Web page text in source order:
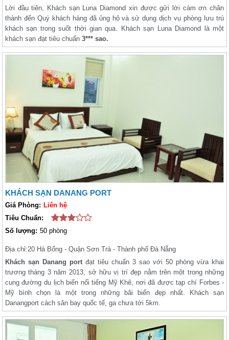
Lời đầu tiên, Khách sạn Luna Diamond xin được gửi lời cám ơn chân
thành đến Quý khách hàng đã ủng hộ và sử dụng dịch vụ phòng lưu trú
khách sạn trong suốt thời gian qua. Khách sạn Luna Diamond là một
khách sạn đạt tiêu chuẩn3*** sao.
KHÁCH SẠN DANANG PORT
Giá Phòng: Liên hệ
Tiêu Chuẩn:
Số lượng: 50 phòng
Địa chỉ:20 Hà Bổng - Quận Sơn Trà - Thành phố Đà Nẵng
Khách sạn Danang portđạt tiêu chuẩn 3 sao với 50 phòng vừa khai
trương tháng 3 năm 2013, sở hữu vị trí đẹp nằm trên một trong những
cung đường du lịch biển nổi tiếng Mỹ Khê, nơi đã được tạp chí Forbes -
Mỹ bình chọn là một trong những bãi biển đẹp nhất. Khách sạn
Danangport cách sân bay quốc tế, ga chưa tới 5km.